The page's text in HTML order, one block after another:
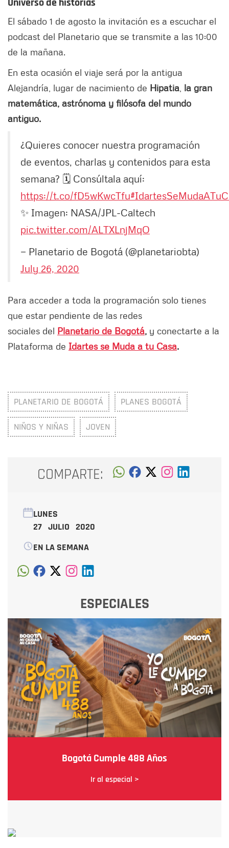
El sábado 1 de agosto la invitación es a escuchar el
podcast del Planetario que se transmite a las 10:00
de la mañana.
En esta ocasión el viaje será por la antigua
Alejandría, lugar de nacimiento de Hipatia la gran
matemática, astrónoma y filósofa del mundo
antiguo.
¿Quieres conocer nuestra programación
de eventos, charlas y contenidos para esta
semana? 🗓️ Consúltala aquí:
https://t.co/fD5wKwcTfu
✨ Imagen: NASA/JPL-Caltech
pic.twitter.com/ALTXLnjMqO
— Planetario de Bogotá (@planetariobta)
July 26, 2020
Para acceder a toda la programación solo tienes
que estar pendiente de las redes
sociales del Planetario de Bogotá, y conectarte a la
Plataforma de Idartes se Muda a tu Casa.
PLANETARIO DE BOGOTÁ PLANES BOGOTÁ
NIÑOS Y NIÑAS JOVEN
COMPARTE:
LUNES
27 JULIO 2020
EN LA SEMANA
ESPECIALES
Bogotá Cumple 488 Años
Ir al especial >